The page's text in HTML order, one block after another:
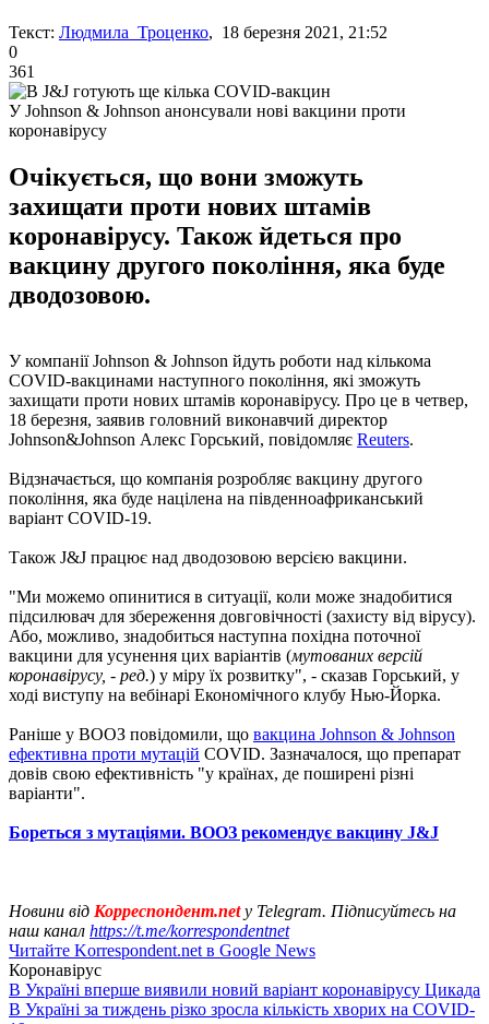
Текст: Людмила Троценко, 18 березня 2021, 21:52
0
361
У Johnson & Johnson анонсували нові вакцини проти
коронавірусу
Очікується, що вони зможуть
захищати проти нових штамів
коронавірусу. Також йдеться про
вакцину другого покоління, яка буде
дводозовою.
У компанії Johnson & Johnson йдуть роботи над кількома
COVID-вакцинами наступного покоління, які зможуть
захищати проти нових штамів коронавірусу. Про це в четвер,
18 березня, заявив головний виконавчий директор
Johnson&Johnson Алекс Горський, повідомляє Reuters.
Відзначається, що компанія розробляє вакцину другого
покоління, яка буде націлена на південноафриканський
варіант COVID-19.
Також J&J працює над дводозовою версією вакцини.
"Ми можемо опинитися в ситуації, коли може знадобитися
підсилювач для збереження довговічності (захисту від вірусу).
Або, можливо, знадобиться наступна похідна поточної
вакцини для усунення цих варіантів (мутованих версій
коронавірусу, - ред.) у міру їх розвитку", - сказав Горський, у
ході виступу на вебінарі Економічного клубу Нью-Йорка.
Раніше у ВООЗ повідомили, що вакцина Johnson & Johnson
ефективна проти мутацій COVID. Зазначалося, що препарат
довів свою ефективність "у країнах, де поширені різні
варіанти".
Бореться з мутаціями. ВООЗ рекомендує вакцину J&J
Новини від Корреспондент.netу Telegram. Підписуйтесь на
наш канал https://t.me/korrespondentnet
Читайте Korrespondent.net в Google News
Коронавірус
В Україні вперше виявили новий варіант коронавірусу Цикада
В Україні за тиждень різко зросла кількість хворих на COVID-